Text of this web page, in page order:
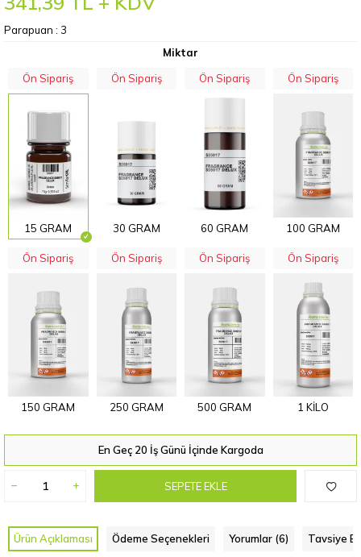
Parapuan : 3
Miktar
Ön Sipariş
15 GRAM
Ön Sipariş
30 GRAM
Ön Sipariş
60 GRAM
Ön Sipariş
100 GRAM
Ön Sipariş
150 GRAM
Ön Sipariş
250 GRAM
Ön Sipariş
500 GRAM
Ön Sipariş
1 KİLO
En Geç 20 İş Günü İçinde Kargoda
SEPETE EKLE
Ürün Açıklaması Ödeme Seçenekleri Yorumlar (6) Tavsiye Et